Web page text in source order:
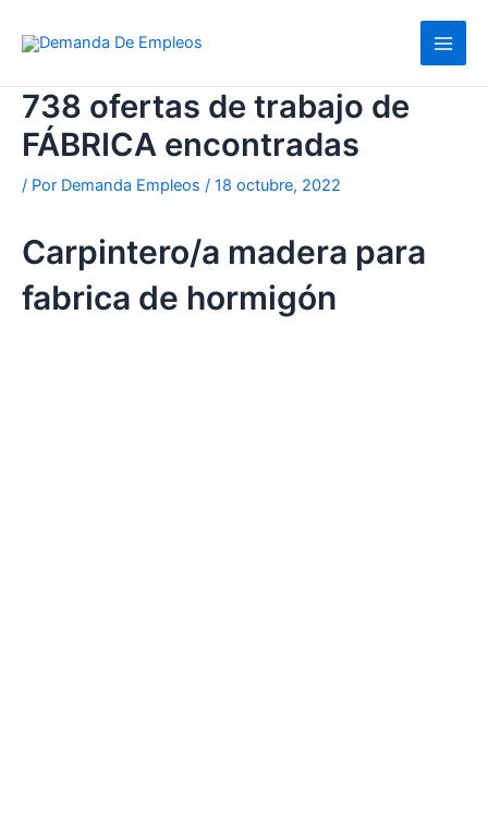
738 ofertas de trabajo de
FÁBRICA encontradas
/ Por Demanda Empleos / 18 octubre, 2022
Carpintero/a madera para
fabrica de hormigón